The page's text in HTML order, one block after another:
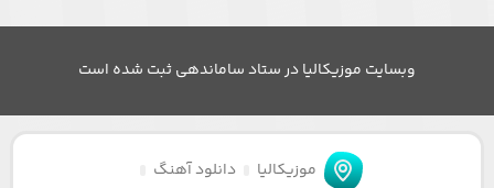
وبسایت موزیکالیا در ستاد ساماندهی ثبت شده است
موزیکالیا
دانلود آهنگ